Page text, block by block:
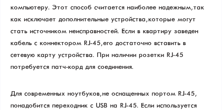
компьютеру. Этот способ считается наиболее надежным, так
как исключает дополнительные устройства, которые могут
стать источником неисправностей. Если в квартиру заведен
кабель с коннектором RJ-45, его достаточно вставить в
сетевую карту устройства. При наличии розетки RJ-45
потребуется патч-корд для соединения.
Для современных ноутбуков, не оснащенных портом RJ-45,
понадобится переходник с USB на RJ-45. Если используется